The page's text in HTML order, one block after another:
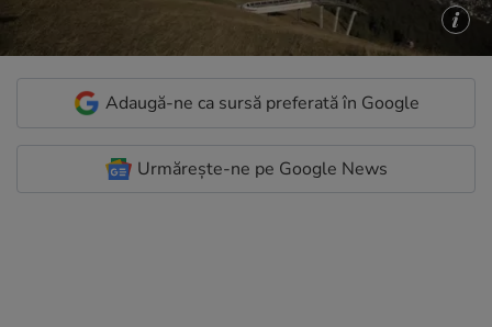
Adaugă-ne ca sursă preferată în Google
Urmărește-ne pe Google News